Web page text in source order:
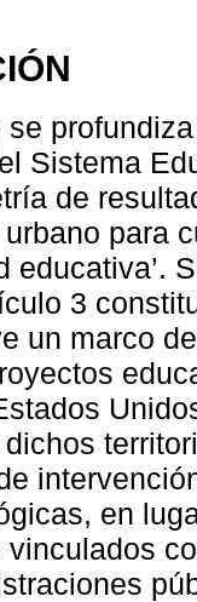
Sistema
de
para
educativa’.
3
un marco
en